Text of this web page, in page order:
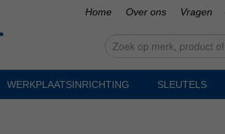
Home Over ons Vragen
WERKPLAATSINRICHTING SLEUTELS